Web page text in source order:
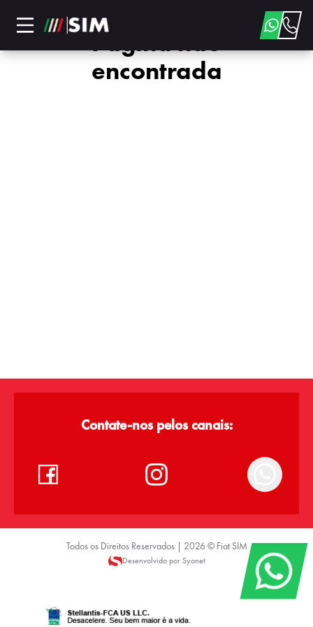
Página não
encontrada
Contate-nos pelos canais:
Todos os Direitos Reservados | 2026 © Fiat SIM
Desenvolvido por Syonet